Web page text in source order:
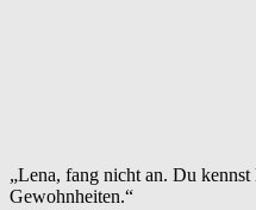
„Lena, fang nicht an. Du
Gewohnheiten.“